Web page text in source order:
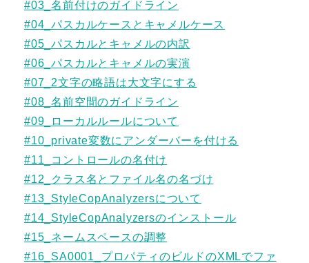
#03_名前付けのガイドライン
#04_パスカルケースとキャメルケース
#05_パスカルとキャメルの内訳
#06_パスカルとキャメルの実演
#07_2文字の略語は大文字にする
#08_名前空間のガイドライン
#09_ローカルルールについて
#10_private変数にアンダーバーを付ける
#11_コントロールの名付け
#12_クラス名とファイル名の名づけ
#13_StyleCopAnalyzersについて
#14_StyleCopAnalyzersのインストール
#15_ネームスペースの調整
#16_SA0001_プロパティのビルドのXMLでファ